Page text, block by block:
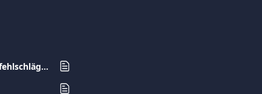
Ich versuche, eine Transaktion über die viva.com terminal auszuführen, die jedoch fehlschlägt. Was ist das Problem?